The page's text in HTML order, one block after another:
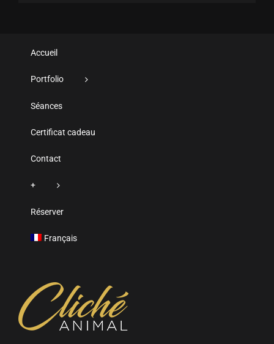
Accueil
Portfolio
Séances
Certificat cadeau
Contact
+
Réserver
Français